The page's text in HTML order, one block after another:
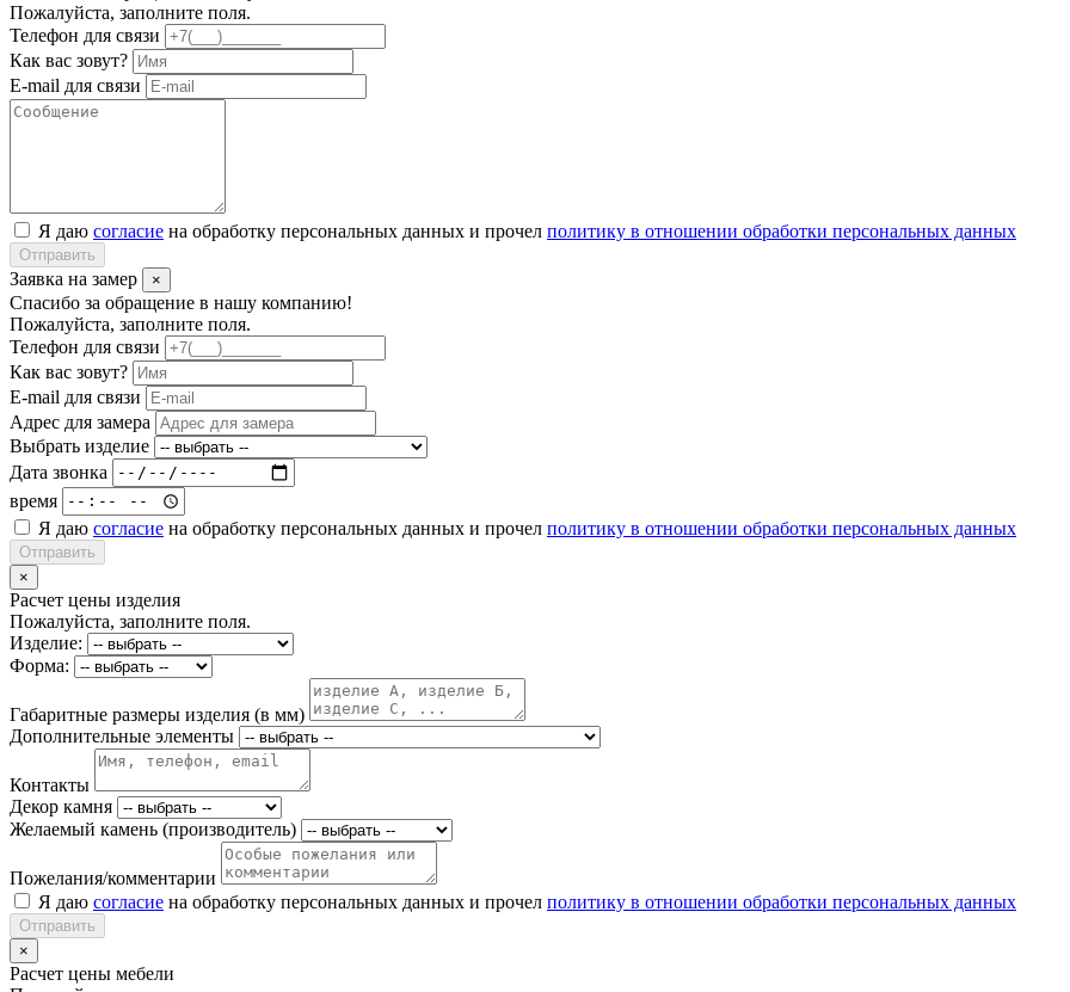
Пожалуйста, заполните поля.
Телефон для связи
Как вас зовут?
E-mail для связи
Я даю согласие на обработку персональных данных и прочел политику в отношении обработки персональных данных
Отправить
Заявка на замер ×
Спасибо за обращение в нашу компанию!
Пожалуйста, заполните поля.
Телефон для связи
Как вас зовут?
E-mail для связи
Адрес для замера
Выбрать изделие
Дата звонка
время
Я даю согласие на обработку персональных данных и прочел политику в отношении обработки персональных данных
Отправить
×
Расчет цены изделия
Пожалуйста, заполните поля.
Изделие:
Форма:
Габаритные размеры изделия (в мм)
Дополнительные элементы
Контакты
Декор камня
Желаемый камень (производитель)
Пожелания/комментарии
Я даю согласие на обработку персональных данных и прочел политику в отношении обработки персональных данных
Отправить
×
Расчет цены мебели